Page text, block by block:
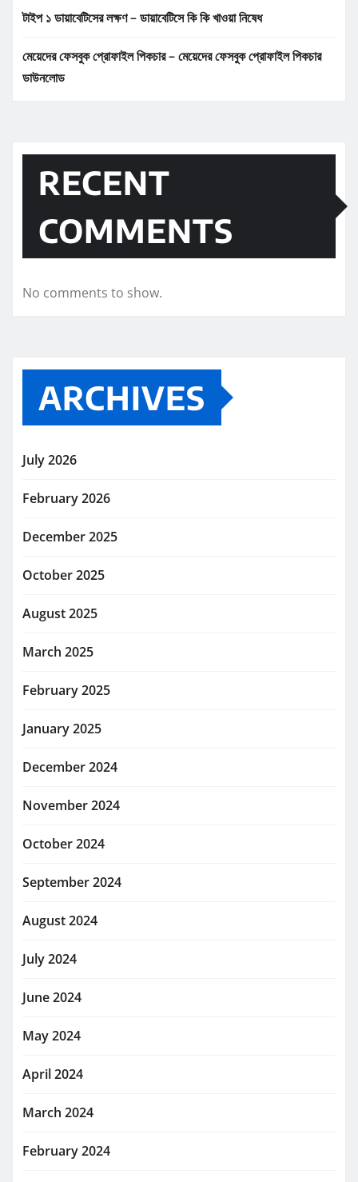
টাইপ ১ ডায়াবেটিসের লক্ষণ – ডায়াবেটিসে কি কি খাওয়া নিষেধ
মেয়েদের ফেসবুক প্রোফাইল পিকচার – মেয়েদের ফেসবুক প্রোফাইল পিকচার
ডাউনলোড
RECENT
COMMENTS
No comments to show.
ARCHIVES
July 2026
February 2026
December 2025
October 2025
August 2025
March 2025
February 2025
January 2025
December 2024
November 2024
October 2024
September 2024
August 2024
July 2024
June 2024
May 2024
April 2024
March 2024
February 2024